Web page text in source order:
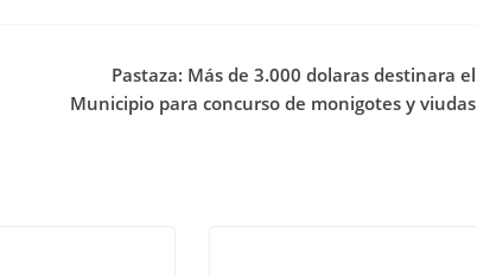
Pastaza: Más de 3.000 dolaras destinara el
Municipio para concurso de monigotes y viudas